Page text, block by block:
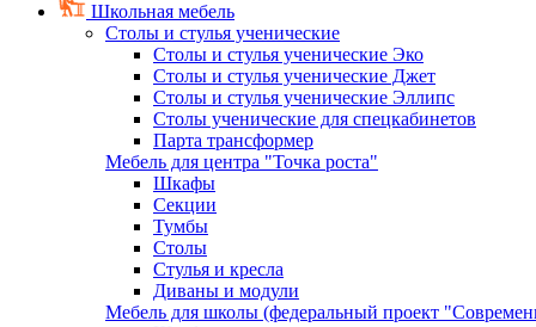
Школьная мебель
Столы и стулья ученические
Столы и стулья ученические Эко
Столы и стулья ученические Джет
Столы и стулья ученические Эллипс
Столы ученические для спецкабинетов
Парта трансформер
Мебель для центра "Точка роста"
Шкафы
Секции
Тумбы
Столы
Стулья и кресла
Диваны и модули
Мебель для школы (федеральный проект